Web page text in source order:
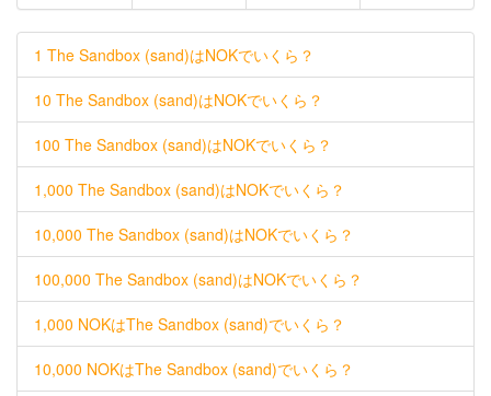
1 The Sandbox (sand)はNOKでいくら？
10 The Sandbox (sand)はNOKでいくら？
100 The Sandbox (sand)はNOKでいくら？
1,000 The Sandbox (sand)はNOKでいくら？
10,000 The Sandbox (sand)はNOKでいくら？
100,000 The Sandbox (sand)はNOKでいくら？
1,000 NOKはThe Sandbox (sand)でいくら？
10,000 NOKはThe Sandbox (sand)でいくら？